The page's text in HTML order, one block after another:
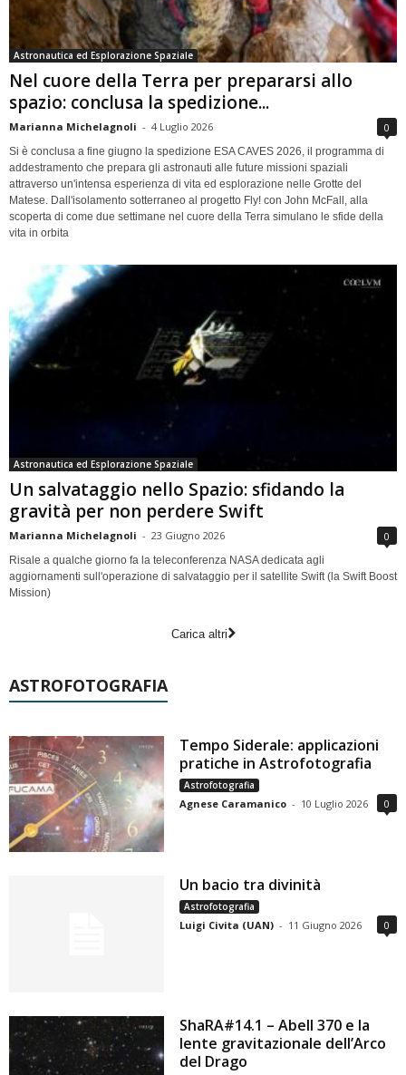
Astronautica ed Esplorazione Spaziale
Nel cuore della Terra per prepararsi allo
spazio: conclusa la spedizione...
Marianna Michelagnoli - 4 Luglio 2026 0
Si è conclusa a fine giugno la spedizione ESA CAVES 2026, il programma di
addestramento che prepara gli astronauti alle future missioni spaziali
attraverso un'intensa esperienza di vita ed esplorazione nelle Grotte del
Matese. Dall'isolamento sotterraneo al progetto Fly! con John McFall, alla
scoperta di come due settimane nel cuore della Terra simulano le sfide della
vita in orbita
Astronautica ed Esplorazione Spaziale
Un salvataggio nello Spazio: sfidando la
gravità per non perdere Swift
Marianna Michelagnoli - 23 Giugno 2026 0
Risale a qualche giorno fa la teleconferenza NASA dedicata agli
aggiornamenti sull'operazione di salvataggio per il satellite Swift (la Swift Boost
Mission)
Carica altri
ASTROFOTOGRAFIA
Tempo Siderale: applicazioni
pratiche in Astrofotografia
Astrofotografia
Agnese Caramanico - 10 Luglio 2026 0
Un bacio tra divinità
Astrofotografia
Luigi Civita (UAN) - 11 Giugno 2026 0
ShaRA#14.1 – Abell 370 e la
lente gravitazionale dell’Arco
del Drago